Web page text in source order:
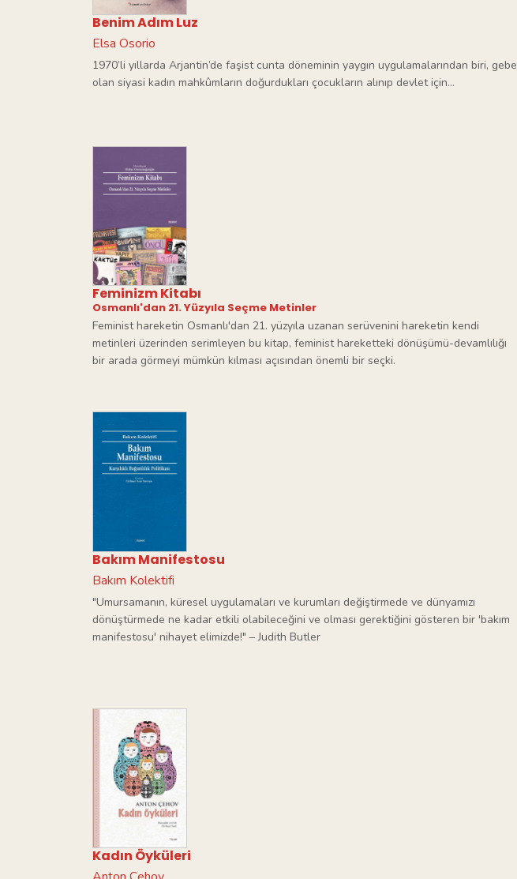
Benim Adım Luz
Elsa Osorio
1970’li yıllarda Arjantin’de faşist cunta döneminin yaygın uygulamalarından biri, gebe
olan siyasi kadın mahkûmların doğurdukları çocukların alınıp devlet için...
Feminizm Kitabı
Osmanlı'dan 21. Yüzyıla Seçme Metinler
Feminist hareketin Osmanlı'dan 21. yüzyıla uzanan serüvenini hareketin kendi
metinleri üzerinden serimleyen bu kitap, feminist hareketteki dönüşümü-devamlılığı
bir arada görmeyi mümkün kılması açısından önemli bir seçki.
Bakım Manifestosu
Bakım Kolektifi
"Umursamanın, küresel uygulamaları ve kurumları değiştirmede ve dünyamızı
dönüştürmede ne kadar etkili olabileceğini ve olması gerektiğini gösteren bir 'bakım
manifestosu' nihayet elimizde!" – Judith Butler
Kadın Öyküleri